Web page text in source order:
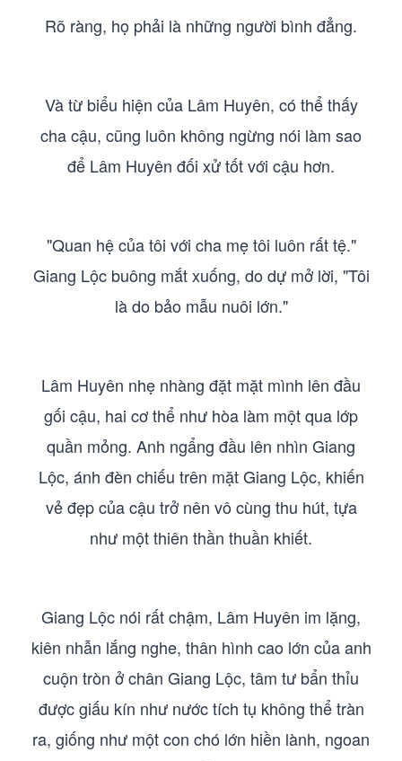
Rõ ràng, họ phải là những người bình đẳng.
Và từ biểu hiện của Lâm Huyên, có thể thấy
cha cậu, cũng luôn không ngừng nói làm sao
để Lâm Huyên đối xử tốt với cậu hơn.
"Quan hệ của tôi với cha mẹ tôi luôn rất tệ."
Giang Lộc buông mắt xuống, do dự mở lời, "Tôi
là do bảo mẫu nuôi lớn."
Lâm Huyên nhẹ nhàng đặt mặt mình lên đầu
gối cậu, hai cơ thể như hòa làm một qua lớp
quần mỏng. Anh ngẩng đầu lên nhìn Giang
Lộc, ánh đèn chiếu trên mặt Giang Lộc, khiến
vẻ đẹp của cậu trở nên vô cùng thu hút, tựa
như một thiên thần thuần khiết.
Giang Lộc nói rất chậm, Lâm Huyên im lặng,
kiên nhẫn lắng nghe, thân hình cao lớn của anh
cuộn tròn ở chân Giang Lộc, tâm tư bẩn thỉu
được giấu kín như nước tích tụ không thể tràn
ra, giống như một con chó lớn hiền lành, ngoan